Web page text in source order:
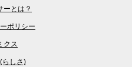
ーとは？
ポリシー
クス
らしさ)